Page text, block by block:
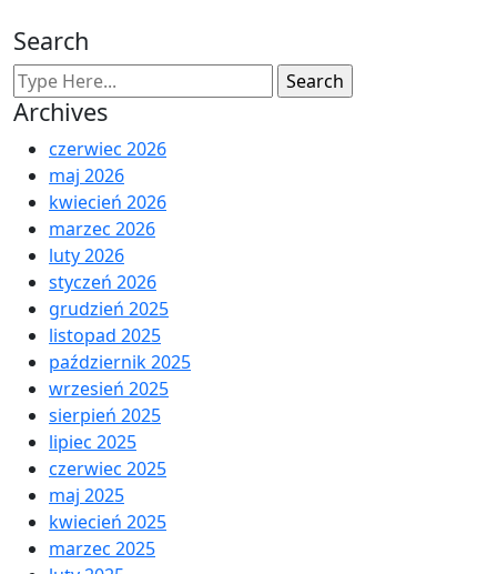
Search
Archives
czerwiec 2026
maj 2026
kwiecień 2026
marzec 2026
luty 2026
styczeń 2026
grudzień 2025
listopad 2025
październik 2025
wrzesień 2025
sierpień 2025
lipiec 2025
czerwiec 2025
maj 2025
kwiecień 2025
marzec 2025